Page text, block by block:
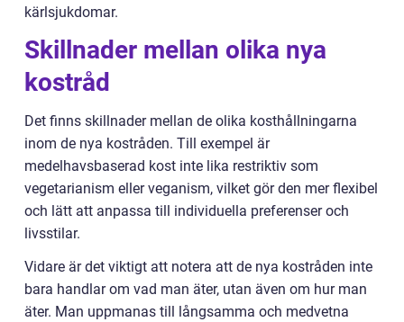
kärlsjukdomar.
Skillnader mellan olika nya
kostråd
Det finns skillnader mellan de olika kosthållningarna
inom de nya kostråden. Till exempel är
medelhavsbaserad kost inte lika restriktiv som
vegetarianism eller veganism, vilket gör den mer flexibel
och lätt att anpassa till individuella preferenser och
livsstilar.
Vidare är det viktigt att notera att de nya kostråden inte
bara handlar om vad man äter, utan även om hur man
äter. Man uppmanas till långsamma och medvetna